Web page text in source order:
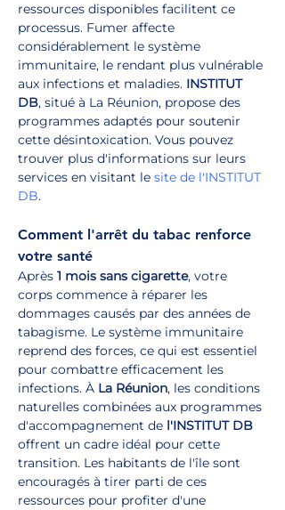
ressources disponibles facilitent ce
processus. Fumer affecte
considérablement le système
immunitaire, le rendant plus vulnérable
aux infections et maladies. INSTITUT
DB, situé à La Réunion, propose des
programmes adaptés pour soutenir
cette désintoxication. Vous pouvez
trouver plus d'informations sur leurs
services en visitant le site de l'INSTITUT
DB.
Comment l'arrêt du tabac renforce
votre santé
Après 1 mois sans cigarette, votre
corps commence à réparer les
dommages causés par des années de
tabagisme. Le système immunitaire
reprend des forces, ce qui est essentiel
pour combattre efficacement les
infections. À La Réunion, les conditions
naturelles combinées aux programmes
d'accompagnement de l'INSTITUT DB
offrent un cadre idéal pour cette
transition. Les habitants de l'île sont
encouragés à tirer parti de ces
ressources pour profiter d'une